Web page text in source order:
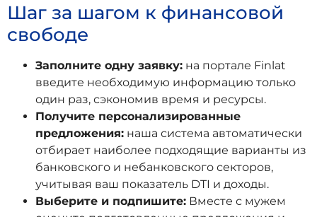
Шаг за шагом к финансовой
свободе
Заполните одну заявку: на портале Finlat
введите необходимую информацию только
один раз, сэкономив время и ресурсы.
Получите персонализированные
предложения: наша система автоматически
отбирает наиболее подходящие варианты из
банковского и небанковского секторов,
учитывая ваш показатель DTI и доходы.
Выберите и подпишите: Вместе с мужем